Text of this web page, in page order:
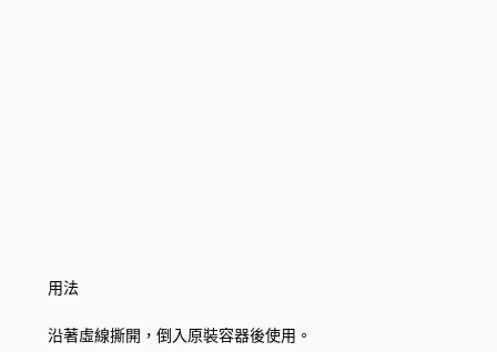
用法
沿著虛線撕開，倒入原裝容器後使用。